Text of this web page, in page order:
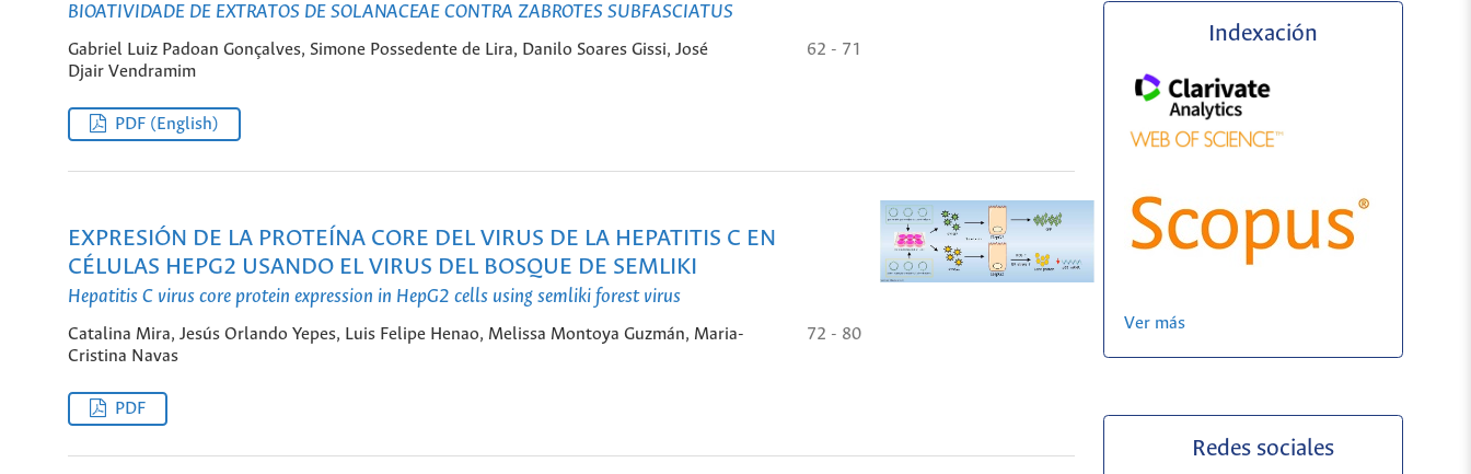
BIOATIVIDADE DE EXTRATOS DE SOLANACEAE CONTRA ZABROTES SUBFASCIATUS
Gabriel Luiz Padoan Gonçalves, Simone Possedente de Lira, Danilo Soares Gissi, José
Djair Vendramim
62 - 71
PDF (English)
EXPRESIÓN DE LA PROTEÍNA CORE DEL VIRUS DE LA HEPATITIS C EN
CÉLULAS HEPG2 USANDO EL VIRUS DEL BOSQUE DE SEMLIKI
Hepatitis C virus core protein expression in HepG2 cells using semliki forest virus
Catalina Mira, Jesús Orlando Yepes, Luis Felipe Henao, Melissa Montoya Guzmán, Maria-
Cristina Navas
72 - 80
PDF
Indexación
Ver más
Redes sociales